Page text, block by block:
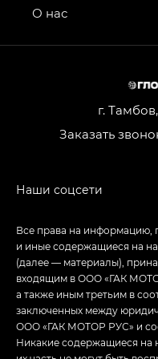
привод — GB
Джи Икс
Empow — Эмпау
г.
Заказать
О нас
Все права на информацию,
и иные содержащиеся на
(далее — материалы),
входящим в ООО «ГАК
а также иным третьим в
заключенных между
ООО «ГАК МОТОР РУС» и
Никакие содержащиеся на